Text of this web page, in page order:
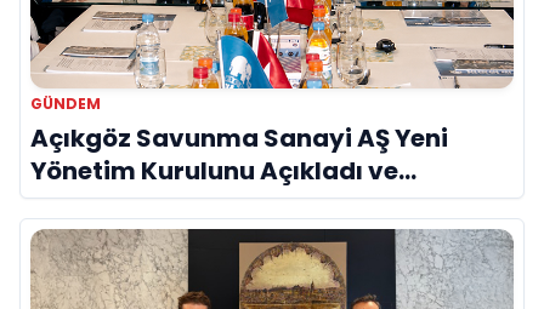
GÜNDEM
Açıkgöz Savunma Sanayi AŞ Yeni
Yönetim Kurulunu Açıkladı ve
Savunma Sanayinde Küresel Vizyon
Vurgusu